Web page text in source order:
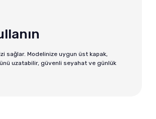
sağlar. Modelinize uygun üst kapak,
uzatabilir, güvenli seyahat ve günlük